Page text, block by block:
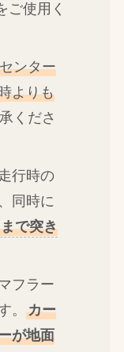
ご使用く
ンター
よりも
くださ
行時の
同時に
で突き
フラー
。 カー
が地面